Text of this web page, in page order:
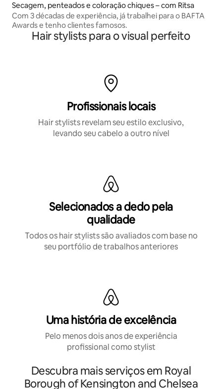
Secagem, penteados e coloração chiques – com Ritsa
Com 3 décadas de experiência, já trabalhei para o BAFTA
Awards e tenho clientes famosos.
Hair stylists para o visual perfeito
Profissionais locais
Hair stylists revelam seu estilo exclusivo,
levando seu cabelo a outro nível
Selecionados a dedo pela
qualidade
Todos os hair stylists são avaliados com base no
seu portfólio de trabalhos anteriores
Uma história de excelência
Pelo menos dois anos de experiência
profissional como stylist
Descubra mais serviços em Royal
Borough of Kensington and Chelsea